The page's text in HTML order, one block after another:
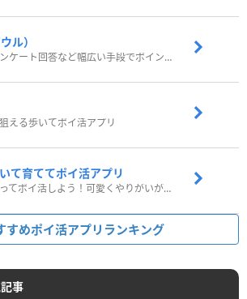
ル）
歩いたりアンケート回答など幅広い手段でポイントをゲット
える歩いてポイ活アプリ
て育ててポイ活アプリ
ペットを育ってポイ活しよう！可愛くやりがいがある新感覚アプリ
すめポイ活アプリランキング
事